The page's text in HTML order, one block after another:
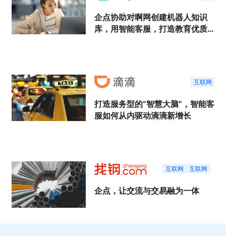
企点协助对啊网创建机器人知识
库，用智能客服，打造教育优质
互联网
打造服务型的“智慧大脑”，智能客
服如何从内驱动滴滴新增长
互联网 互联网
企点，让交流与交易融为一体